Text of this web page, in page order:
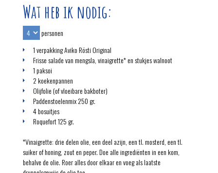
Wat heb ik nodig:
personen
1 verpakking Aviko Rösti Original
Olijfolie (of vloeibare bakboter)
Frisse salade van mengsla, vinaigrette* en stukjes walnoot
Paddenstoelenmix 250 gr.
1 paksoi
4 bosuitjes
2 koekenpannen
Roquefort 125 gr.
*Vinaigrette: drie delen olie, een deel azijn, een tl. mosterd, een tl.
suiker of honing, zout en peper. Doe alle ingrediënten in een kom,
behalve de olie. Roer alles door elkaar en voeg als laatste